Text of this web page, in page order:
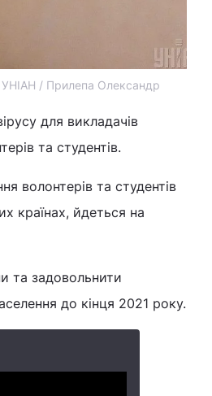
УНІАН / Прилепа Олександр
для викладачів
та студентів.
волонтерів та студентів
країнах, йдеться на
та задовольнити
до кінця 2021 року.